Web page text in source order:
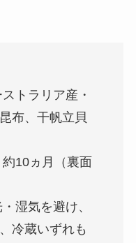
トラリア産・
布、干帆立貝
約10ヵ月（裏面
湿気を避け、
冷蔵いずれも